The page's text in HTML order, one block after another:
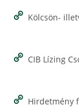
Kölcsön-
CIB Lízing
Hirdetmény